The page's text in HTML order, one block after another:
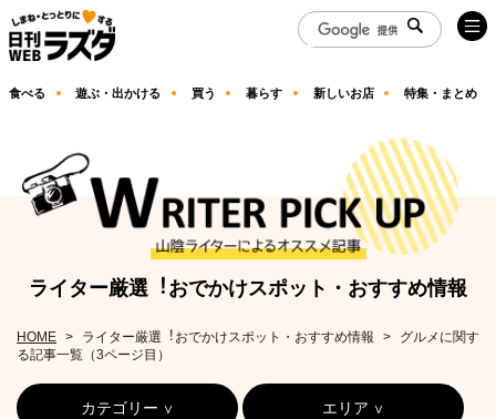
食べる 遊ぶ・出かける 買う 暮らす 新しいお店 特集・まとめ
ライター厳選︕おでかけスポット・おすすめ情報
HOME ライター厳選︕おでかけスポット・おすすめ情報
グルメに関す
る記事一覧（3ページ目）
カテゴリー エリア